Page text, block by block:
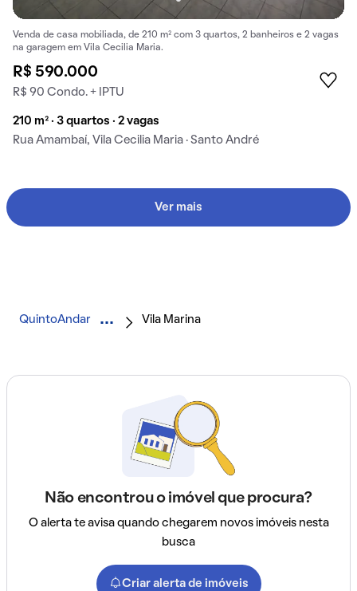
Venda de casa mobiliada, de 210 m² com 3 quartos, 2 banheiros e 2 vagas
na garagem em Vila Cecilia Maria.
R$ 590.000
R$ 90 Condo. + IPTU
210 m² · 3 quartos · 2 vagas
Rua Amambaí, Vila Cecilia Maria · Santo André
Ver mais
QuintoAndar Vila Marina
Não encontrou o imóvel que procura?
O alerta te avisa quando chegarem novos imóveis nesta
busca
Criar alerta de imóveis